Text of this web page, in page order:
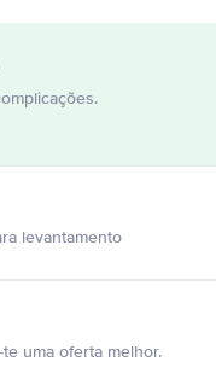
levantamento
uma oferta melhor.